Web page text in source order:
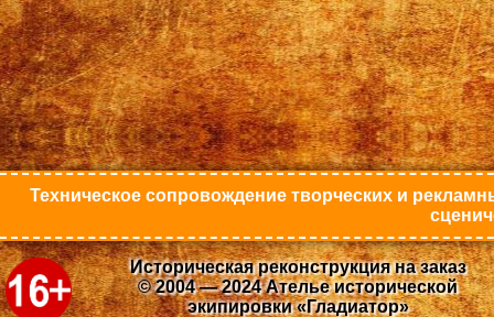
Техническое сопровождение творческих и
Историческая реконструкция на заказ
© 2004 — 2024 Ателье исторической
экипировки «Гладиатор»